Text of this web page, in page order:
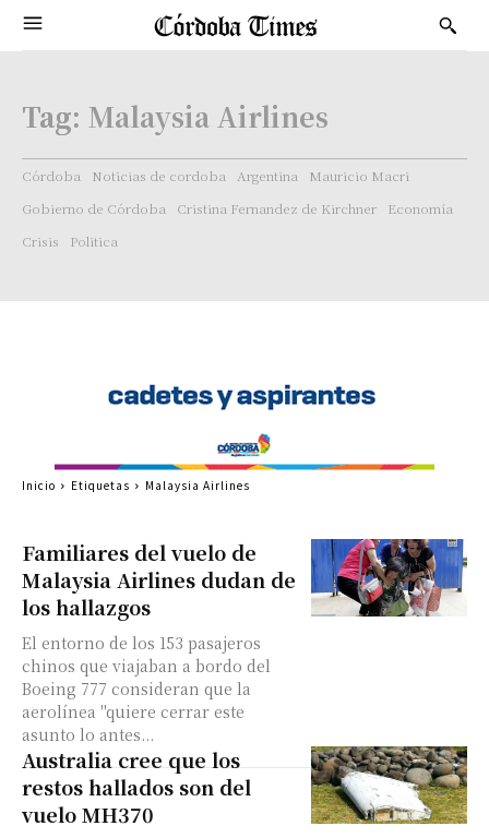
Tag: Malaysia Airlines
Córdoba Noticias de cordoba Argentina
Mauricio Macri
Gobierno de Córdoba
Cristina Fernandez de Kirchner
Economía
Crisis
Politica
Familiares del vuelo de
Malaysia Airlines dudan de
los hallazgos
El entorno de los 153 pasajeros
chinos que viajaban a bordo del
Boeing 777 consideran que la
aerolínea "quiere cerrar este
asunto lo antes...
Australia cree que los
restos hallados son del
vuelo MH370
Inicio Etiquetas Malaysia Airlines